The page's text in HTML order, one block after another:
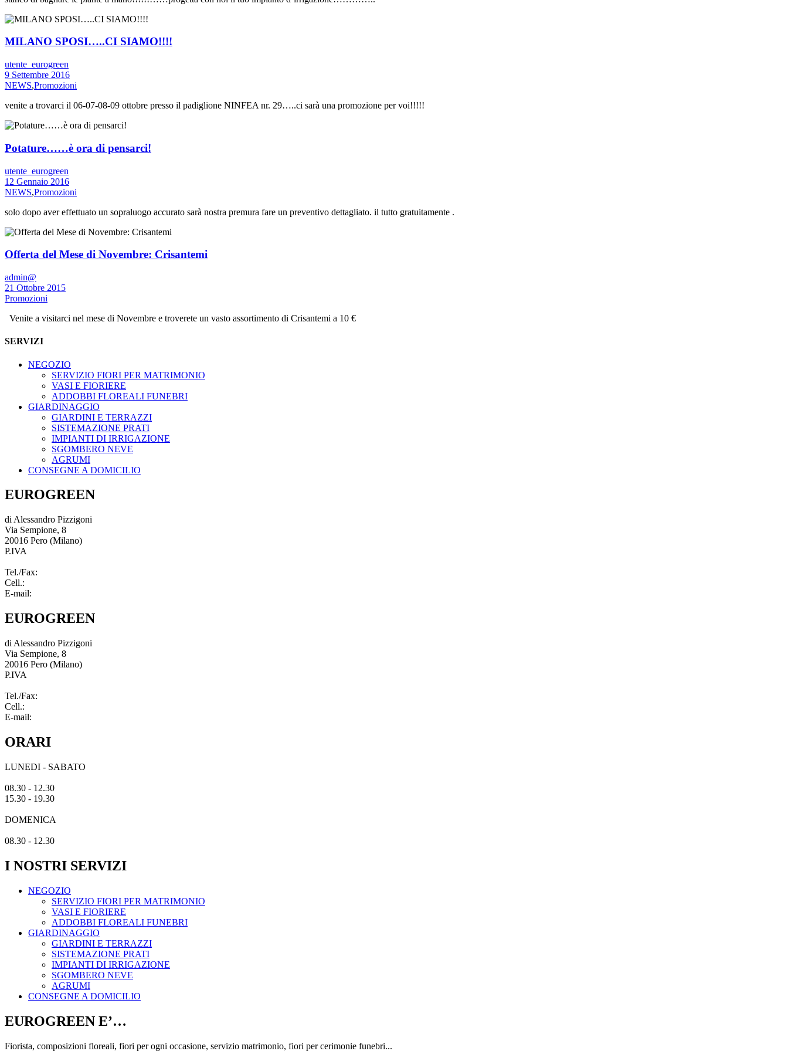
MILANO SPOSI…..CI SIAMO!!!!
utente_eurogreen
9 Settembre 2016
NEWS,Promozioni
venite a trovarci il 06-07-08-09 ottobre presso il padiglione NINFEA nr. 29…..ci sarà una promozione per voi!!!!!
Potature……è ora di pensarci!
utente_eurogreen
12 Gennaio 2016
NEWS,Promozioni
solo dopo aver effettuato un sopraluogo accurato sarà nostra premura fare un preventivo dettagliato. il tutto gratuitamente .
Offerta del Mese di Novembre: Crisantemi
admin@
21 Ottobre 2015
Promozioni
Venite a visitarci nel mese di Novembre e troverete un vasto assortimento di Crisantemi a 10 €
SERVIZI
NEGOZIO
SERVIZIO FIORI PER MATRIMONIO
VASI E FIORIERE
ADDOBBI FLOREALI FUNEBRI
GIARDINAGGIO
GIARDINI E TERRAZZI
SISTEMAZIONE PRATI
IMPIANTI DI IRRIGAZIONE
SGOMBERO NEVE
AGRUMI
CONSEGNE A DOMICILIO
EUROGREEN
di Alessandro Pizzigoni
Via Sempione, 8
20016 Pero (Milano)
P.IVA
Tel./Fax:
Cell.:
E-mail:
EUROGREEN
di Alessandro Pizzigoni
Via Sempione, 8
20016 Pero (Milano)
P.IVA
Tel./Fax:
Cell.:
E-mail:
ORARI
LUNEDI - SABATO
08.30 - 12.30
15.30 - 19.30
DOMENICA
08.30 - 12.30
I NOSTRI SERVIZI
NEGOZIO
SERVIZIO FIORI PER MATRIMONIO
VASI E FIORIERE
ADDOBBI FLOREALI FUNEBRI
GIARDINAGGIO
GIARDINI E TERRAZZI
SISTEMAZIONE PRATI
IMPIANTI DI IRRIGAZIONE
SGOMBERO NEVE
AGRUMI
CONSEGNE A DOMICILIO
EUROGREEN E’…
Fiorista, composizioni floreali, fiori per ogni occasione, servizio matrimonio, fiori per cerimonie funebri...